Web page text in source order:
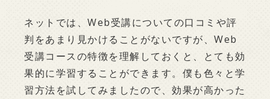
ネットでは、Web受講についての口コミや評
判をあまり見かけることがないですが、Web
受講コースの特徴を理解しておくと、とても効
果的に学習することができます。僕も色々と学
習方法を試してみましたので、効果が高かった